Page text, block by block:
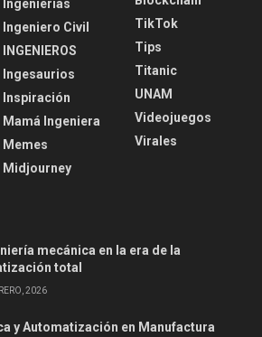
Ingenierías
Ingeniero Civil
INGENIEROS
Ingesaurios
Inspiración
Mamá Ingeniera
Memes
Midjourney
TikTok
Tips
Titanic
UNAM
Videojuegos
Virales
mecánica en la era de la
total
2026
y Automatización en Manufactura